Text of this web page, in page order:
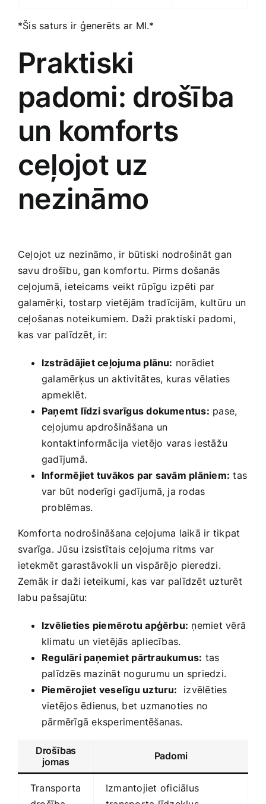
*Šis saturs ir ģenerēts⁢ ar ‌MI.*
Praktiski⁣
padomi: drošība
un komforts
ceļojot⁤ uz
nezināmo
Ceļojot uz nezināmo, ir būtiski nodrošināt gan
savu drošību, gan komfortu. Pirms ⁣došanās
ceļojumā, ieteicams veikt rūpīgu‌ izpēti par ​
galamērķi, tostarp vietējām tradīcijām, kultūru un
ceļošanas noteikumiem. ‍Daži praktiski‌ padomi,
kas var palīdzēt, ir:
Izstrādājiet ceļojuma plānu: norādiet
galamērķus un aktivitātes,⁤ kuras vēlaties
apmeklēt.
Paņemt līdzi svarīgus dokumentus: pase,
ceļojumu apdrošināšana un
kontaktinformācija​ vietējo ⁤varas⁢ iestāžu
gadījumā.
Informējiet tuvākos par savām plāniem: tas
var būt noderīgi gadījumā, ja rodas
problēmas.
Komforta nodrošināšana ceļojuma laikā ir tikpat
svarīga. Jūsu izsistītais ceļojuma ritms ‍var
ietekmēt garastāvokli un vispārējo ⁢pieredzi.
Zemāk ir daži ieteikumi, kas var palīdzēt uzturēt
labu pašsajūtu:
Izvēlieties piemērotu apģērbu: ņemiet‍ vērā
klimatu un vietējās apliecības.
Regulāri paņemiet pārtraukumus: ⁣tas
palīdzēs mazināt nogurumu un spriedzi.
Piemērojiet veselīgu uzturu: ​ izvēlēties
vietējos ēdienus, bet uzmanoties no
pārmērīgā eksperimentēšanas.
Drošības
⁤jomas
Padomi
Transporta
Izmantojiet oficiālus